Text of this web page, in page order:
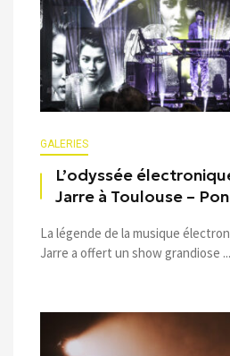
GALERIES
L’odyssée
Jarre à Toulouse –
La légende de la musique
Jarre a offert un show grandiose ...